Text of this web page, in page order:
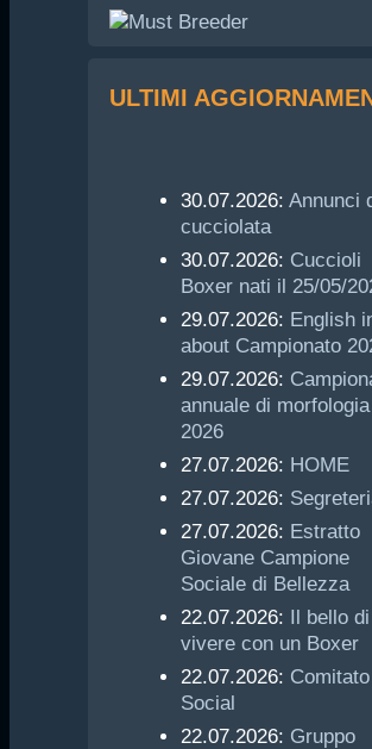
ULTIMI
30.07.2026: Annunci
cucciolata
30.07.2026: Cuccioli
Boxer nati il 25/05/
29.07.2026: English
about Campionato
29.07.2026:
annuale di morfologia
2026
27.07.2026: HOME
27.07.2026:
27.07.2026: Estratto
Giovane Campione
Sociale di Bellezza
22.07.2026: Il bello di
vivere con un Boxer
22.07.2026: Comitato
Social
22.07.2026: Gruppo